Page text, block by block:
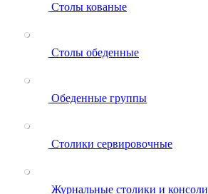
Столы кованые
Столы обеденные
Обеденные группы
Столики сервировочные
Журнальные столики и консоли